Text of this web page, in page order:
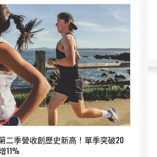
二季營收創歷史新高！單季突破20
11%